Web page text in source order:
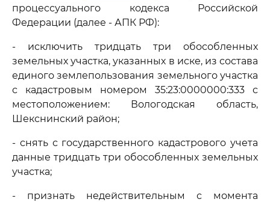
процессуального кодекса Российской
Федерации (далее - АПК РФ):
- исключить тридцать три обособленных
земельных участка, указанных в иске, из состава
единого землепользования земельного участка
с кадастровым номером 35:23:0000000:333 с
местоположением: Вологодская область,
Шекснинский район;
- снять с государственного кадастрового учета
данные тридцать три обособленных земельных
участка;
- признать недействительным с момента